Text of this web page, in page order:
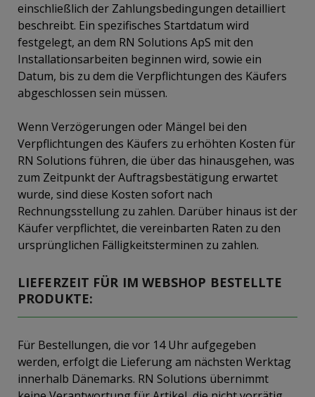
einschließlich der Zahlungsbedingungen detailliert
beschreibt. Ein spezifisches Startdatum wird
festgelegt, an dem RN Solutions ApS mit den
Installationsarbeiten beginnen wird, sowie ein
Datum, bis zu dem die Verpflichtungen des Käufers
abgeschlossen sein müssen.
Wenn Verzögerungen oder Mängel bei den
Verpflichtungen des Käufers zu erhöhten Kosten für
RN Solutions führen, die über das hinausgehen, was
zum Zeitpunkt der Auftragsbestätigung erwartet
wurde, sind diese Kosten sofort nach
Rechnungsstellung zu zahlen. Darüber hinaus ist der
Käufer verpflichtet, die vereinbarten Raten zu den
ursprünglichen Fälligkeitsterminen zu zahlen.
LIEFERZEIT FÜR IM WEBSHOP BESTELLTE
PRODUKTE:
Für Bestellungen, die vor 14 Uhr aufgegeben
werden, erfolgt die Lieferung am nächsten Werktag
innerhalb Dänemarks. RN Solutions übernimmt